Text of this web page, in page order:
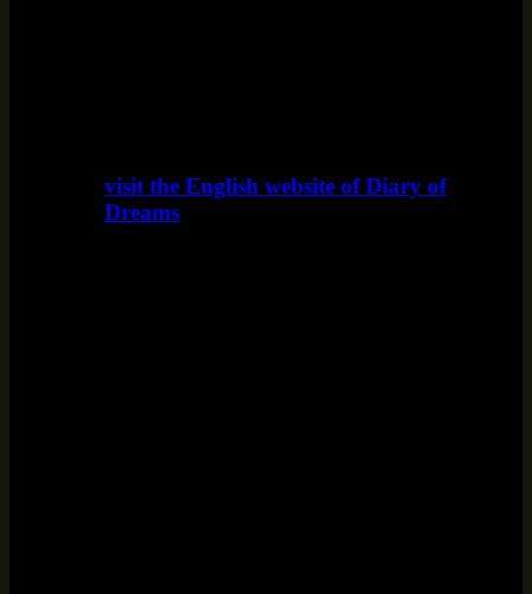
visit the English website of Diary of
Dreams